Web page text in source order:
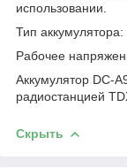
использовании.
Тип
Рабочее
Аккумулятор DC-
радиостанцией
Скрыть